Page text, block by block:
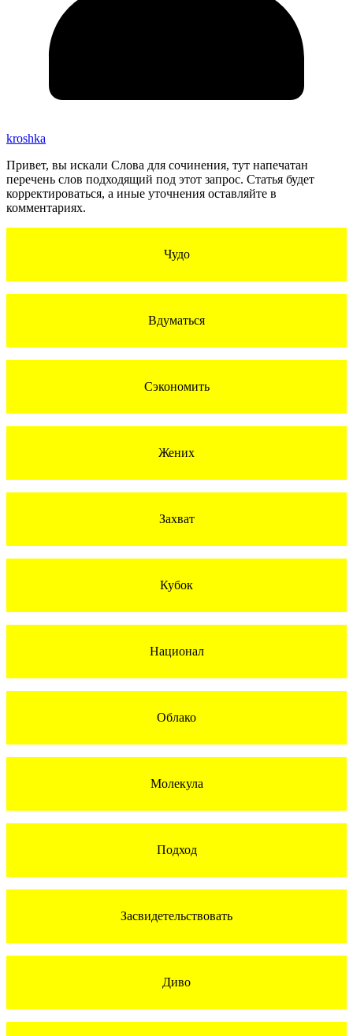
kroshka
Привет, вы искали Слова для сочинения, тут напечатан
перечень слов подходящий под этот запрос. Статья будет
корректироваться, а иные уточнения оставляйте в
комментариях.
Чудо
Вдуматься
Сэкономить
Жених
Захват
Кубок
Национал
Облако
Молекула
Подход
Засвидетельствовать
Диво